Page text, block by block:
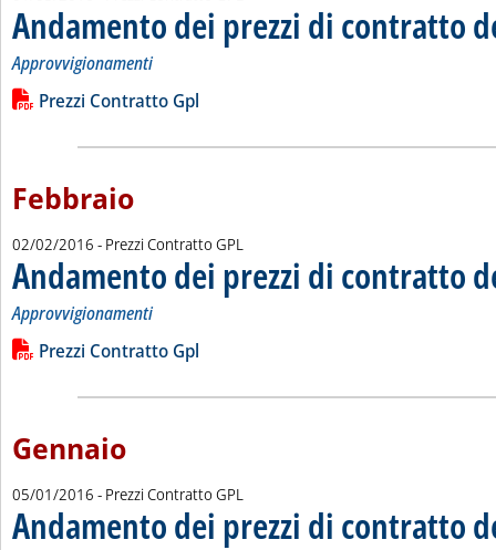
Andamento dei prezzi di contratto
Approvvigionamenti
Leggi tutta la notizia: 'Andamento dei prezzi di contratto del
Lista allegati PDF alla notizia
Prezzi Contratto Gpl
Febbraio
02/02/2016 - Prezzi Contratto GPL
Andamento dei prezzi di contratto
Approvvigionamenti
Leggi tutta la notizia: 'Andamento dei prezzi di contratto del
Lista allegati PDF alla notizia
Prezzi Contratto Gpl
Gennaio
05/01/2016 - Prezzi Contratto GPL
Andamento dei prezzi di contratto